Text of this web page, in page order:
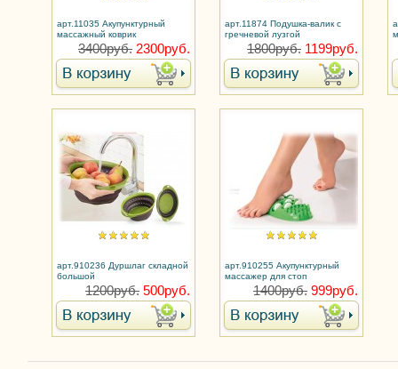
арт.11035 Акупунктурный
массажный коврик
3400руб. 2300руб.
арт.11874 Подушка-валик с
гречневой лузгой
1800руб. 1199руб.
арт.910236 Дуршлаг складной
большой
1200руб. 500руб.
арт.910255 Акупунктурный
массажер для стоп
1400руб. 999руб.